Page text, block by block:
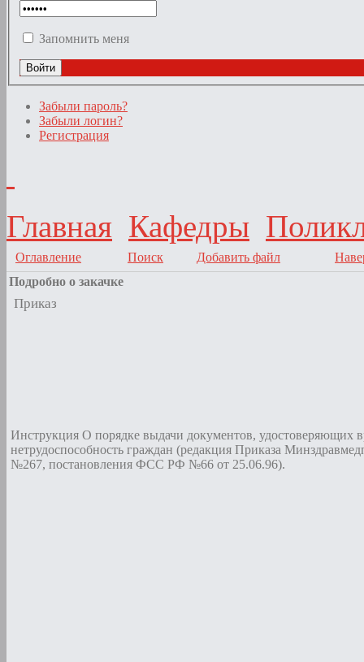
Запомнить меня
Забыли пароль?
Забыли логин?
Регистрация
Главная Кафедры
Оглавление Поиск Добавить файл
Подробно о закачке
Приказ
Инструкция О порядке выдачи документов, удостоверяющих
нетрудоспособность граждан (редакция Приказа
№267, постановления ФСС РФ №66 от 25.06.96).